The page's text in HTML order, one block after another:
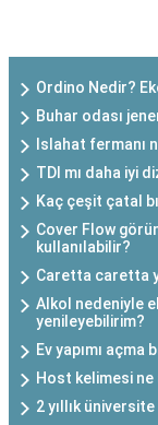
Ordino Nedir?
Buhar odası
Islahat fermanı
TDI mı daha iyi
Kaç çeşit çatal
Cover Flow
kullanılabilir?
Caretta caretta
Alkol nedeniyle
yenileyebilirim?
Ev yapımı
Host kelimesi
2 yıllık